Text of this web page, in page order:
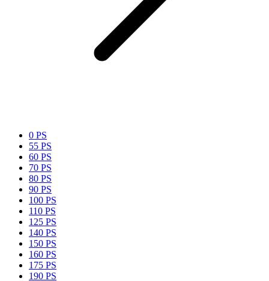
0 PS
55 PS
60 PS
70 PS
80 PS
90 PS
100 PS
110 PS
125 PS
140 PS
150 PS
160 PS
175 PS
190 PS